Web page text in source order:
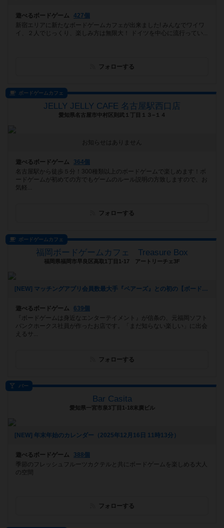
遊べるボードゲーム
427個
新宿エリアに新たなボードゲームカフェが出来ました! みんなでワイワ
イ、２人でじっくり、楽しみ方は無限大！ ドイツを中心に流行ってい...
フォローする
ボードゲームカフェ
JELLY JELLY CAFE 名古屋駅西口店
愛知県名古屋市中村区則武１丁目１３−１４
お知らせはありません
遊べるボードゲーム
364個
名古屋駅から徒歩５分！300種類以上のボードゲームで楽しめます！ボ
ードゲームが初めての方でもゲームのルール説明の方致しますので、お
気軽...
フォローする
ボードゲームカフェ
福岡ボードゲームカフェ Treasure Box
福岡県福岡市早良区高取1丁目1-17 アートリーチェ3F
[NEW] マッチングアプリ会員数最大手『ペアーズ』との初の【ボードゲームマッチングイベント】開催決定‼️（2026年01月06日 16時43分）
遊べるボードゲーム
639個
『ボードゲームは身近なエンターテイメント』が信条の、元福岡ソフト
バンクホークス社員が作ったお店です。「まだ知らない楽しい」に出会
えるサ...
フォローする
バー
Bar Casita
愛知県一宮市泉3丁目1-18末廣ビル
[NEW] 年末年始のカレンダー（2025年12月16日 11時13分）
遊べるボードゲーム
388個
季節のフレッシュフルーツカクテルと共にボードゲームを楽しめる大人
の空間
フォローする